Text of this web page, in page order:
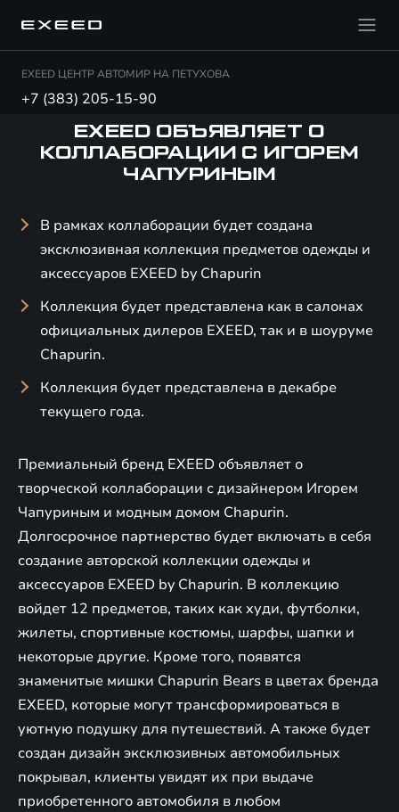
EXEED ЦЕНТР АВТОМИР НА ПЕТУХОВА
+7 (383) 205-15-90
EXEED ОБЪЯВЛЯЕТ О
КОЛЛАБОРАЦИИ С ИГОРЕМ
ЧАПУРИНЫМ
В рамках коллаборации будет создана
эксклюзивная коллекция предметов одежды и
аксессуаров EXEED by Chapurin
Коллекция будет представлена как в салонах
официальных дилеров EXEED, так и в шоуруме
Chapurin.
Коллекция будет представлена в декабре
текущего года.
Премиальный бренд EXEED объявляет о
творческой коллаборации с дизайнером Игорем
Чапуриным и модным домом Chapurin.
Долгосрочное партнерство будет включать в себя
создание авторской коллекции одежды и
аксессуаров EXEED by Chapurin. В коллекцию
войдет 12 предметов, таких как худи, футболки,
жилеты, спортивные костюмы, шарфы, шапки и
некоторые другие. Кроме того, появятся
знаменитые мишки Chapurin Bears в цветах бренда
EXEED, которые могут трансформироваться в
уютную подушку для путешествий. А также будет
создан дизайн эксклюзивных автомобильных
покрывал, клиенты увидят их при выдаче
приобретенного автомобиля в любом